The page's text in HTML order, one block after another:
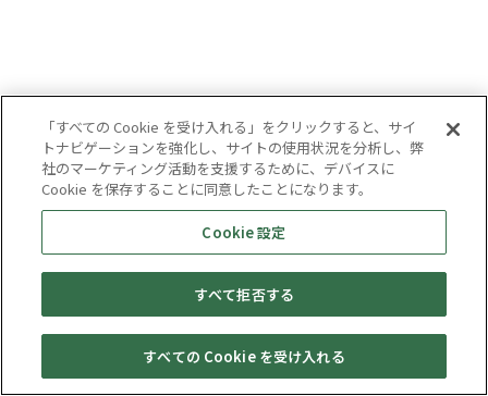
キャンペーン 店舗一覧 Web予約 買取情報 宅配買取
「すべての Cookie を受け入れる」をクリックすると、サイ
トナビゲーションを強化し、サイトの使用状況を分析し、弊
社のマーケティング活動を支援するために、デバイスに
Cookie を保存することに同意したことになります。
Cookie 設定
すべて拒否する
すべての Cookie を受け入れる